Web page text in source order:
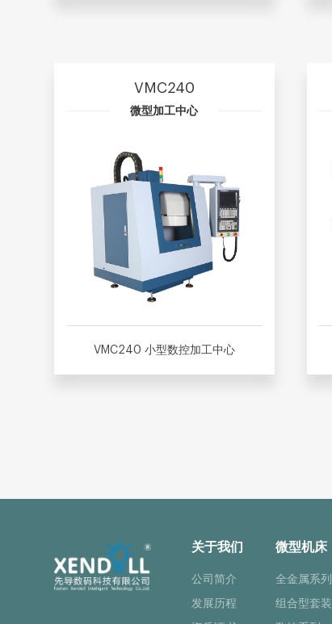
VMC240
微型加工中心
VMC240 小型数控加工中心
关于我们
公司简介
发展历程
微型机床
全金属系列
组合型套装